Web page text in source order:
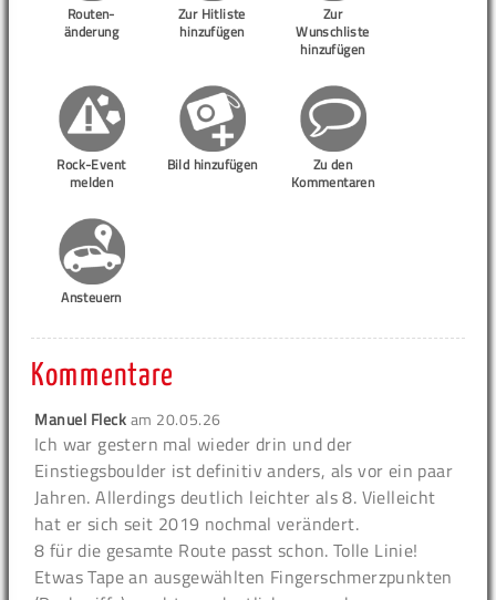
Routen-
änderung
Zur Hitliste
hinzufügen
Zur
Wunschliste
hinzufügen
Rock-Event
melden
Bild hinzufügen
Zu den
Kommentaren
Ansteuern
Kommentare
Manuel Fleckam 20.05.26
Ich war gestern mal wieder drin und der
Einstiegsboulder ist definitiv anders, als vor ein paar
Jahren. Allerdings deutlich leichter als 8. Vielleicht
hat er sich seit 2019 nochmal verändert.
8 für die gesamte Route passt schon. Tolle Linie!
Etwas Tape an ausgewählten Fingerschmerzpunkten